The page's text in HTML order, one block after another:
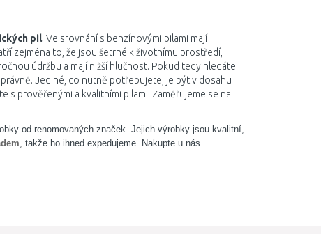
pil. Ve srovnání s benzínovými pilami mají
zejména to, že jsou šetrné k životnímu prostředí,
údržbu a mají nižší hlučnost. Pokud tedy hledáte
Jediné, co nutně potřebujete, je být v dosahu
s prověřenými a kvalitními pilami. Zaměřujeme se na
od renomovaných značek. Jejich výrobky jsou kvalitní,
, takže ho ihned expedujeme. Nakupte u nás